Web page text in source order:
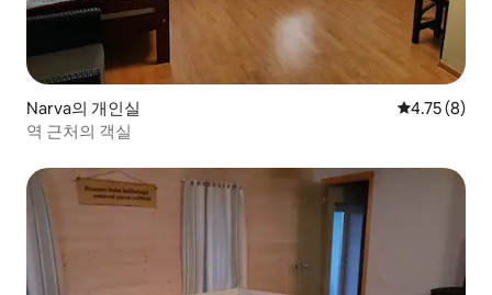
Narva의 개인실 평점 4.75점
4.75 (8)
역 근처의 객실